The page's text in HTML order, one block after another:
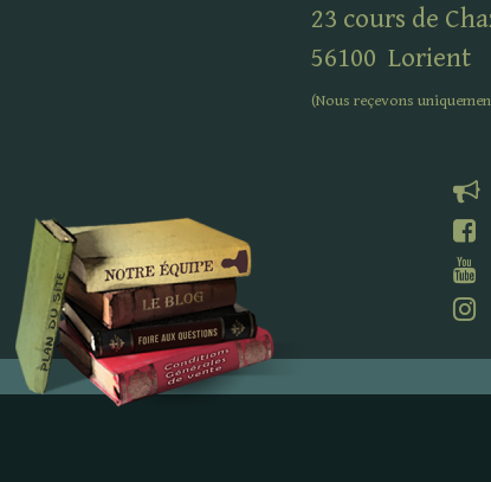
23 cours de
56100 Lorient
(Nous reçevons